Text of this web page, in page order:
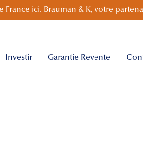
ici. Brauman & K, votre
Investir Garantie Revente